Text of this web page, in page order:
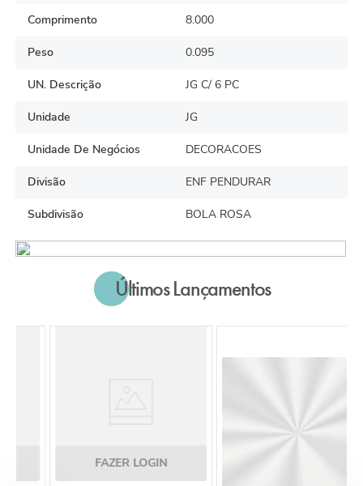
Comprimento 8.000
Peso 0.095
UN. Descrição JG C/ 6 PC
Unidade JG
Unidade De Negócios DECORACOES
Divisão ENF PENDURAR
Subdivisão BOLA ROSA
Últimos Lançamentos
FAZER LOGIN